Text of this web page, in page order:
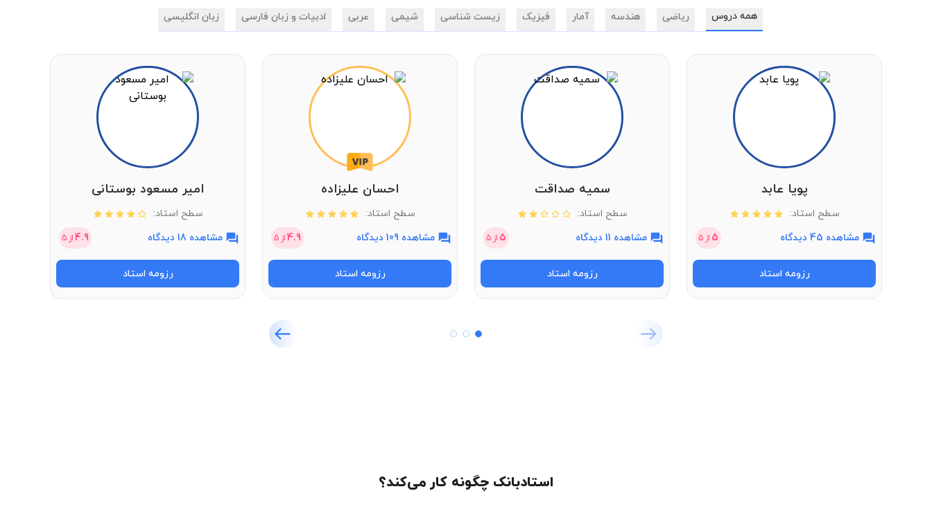
همه دروس ریاضی هندسه آمار فیزیک زیست شناسی شیمی عربی ادبیات و زبان فارسی زبان انگلیسی
پویا عابد
سطح استاد:
مشاهده 45 دیدگاه
5 از 5
رزومه استاد
سمیه صداقت
سطح استاد:
مشاهده 11 دیدگاه
5 از 5
رزومه استاد
احسان علیزاده
سطح استاد:
مشاهده 109 دیدگاه
4.9از 5
رزومه استاد
امیر مسعود بوستانی
سطح استاد:
مشاهده 18 دیدگاه
4.9از 5
رزومه استاد
استادبانک چگونه کار می‌کند؟